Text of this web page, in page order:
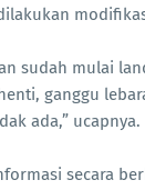
sudah mulai
ganggu
ada,” ucapnya.
secara